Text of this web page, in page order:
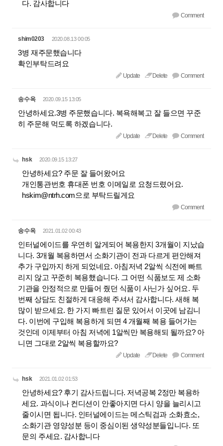
다. 감사합니다
Comment
shim0203 2020.08.13 00:05
3병 재주문했습니다
확인부탁드려요
Update Delete Comment
송수옥 2020.09.15 13:05
안녕하세요.3병 주문했습니다. 복욕해복고 잘 들으면 꾸준
히 주문해 먹도록 하겠습니다.
Update Delete Comment
hsk 2020.09.15 13:27
안녕하세요? 주문 잘 들어왔어요
개인통관번호 휴대폰 번호 이메일로 요청드렸어요.
hskim@ntrh.com으로 부탁드릴게요
Comment
송수옥 2021.01.02 00:43
인터널에이드를 우연히 알게되어 복용한지 3개월이 지났습
니다. 3개월 복용하면서 소화기관이 전과 다르게 편안해져
추가 구입까지 하게 되었네요. 아침저녁 2알씩 식전에 빠트
리지 않고 꾸준히 복용했습니다. 그 어떤 식품보도 제 소화
기관을 안정적으로 만들어 줬던 식품이 사닌가 싶어요. 두
번째 상담도 친절하게 대응해 주셔서 감사합니다. 새해 복
많이 받으세요. 한 가지 빠트린 질문 있어서 이곳에 남김니
다. 이번에 구입해 복용하게 되면 4 개월째 복용 들어가는
것인데 이제부터 아침 저녁에 1알씩만 복용해되 될까요? 아
니면 그대로 2알씩 복용할까요?
Update Delete Comment
hsk 2021.01.02 01:53
안녕하세요? 후기 감사드립니다. 저녁공복 2정만 복용하
세요. 과식이나 컨디션이 안좋아지면 다시 양을 늘리시고
줄이시면 됩니다. 인터널에이드는 메스틱검과 소화효소,
소화기관 영양성분 등이 중심이된 생약성분들입니다. 또
문의 주세요. 감사합니다